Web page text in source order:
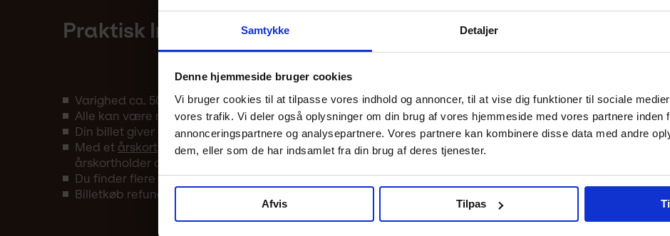
Samtykke Detaljer
Denne hjemmeside bruger cookies
Vi bruger cookies til at tilpasse vores indhold og annoncer, til at vise dig funktioner til sociale
vores trafik. Vi deler også oplysninger om din brug af vores hjemmeside med vores partnere inden
annonceringspartnere og analysepartnere. Vores partnere kan kombinere disse data med andre
dem, eller som de har indsamlet fra din brug af deres tjenester.
Afvis Tilpas
Praktisk Information
Varighed ca. 50 min.
Alle kan være med – uanset forudgående viden.
Din billet giver adgang til museet fra kl. 10. Du er velkommen til at komme tidligt og udforske vores
Med et årskort har du fri entré til museet året rundt og betaler den laveste pris for eventbilletter – i
årskortholder og en gæst.
Du finder flere arrangementer i Kunstenskalender. Skriv dig op til Kunstensnyhedsbrevfor at få først
Billetkøb refunderes kun i tilfælde af aflysning.